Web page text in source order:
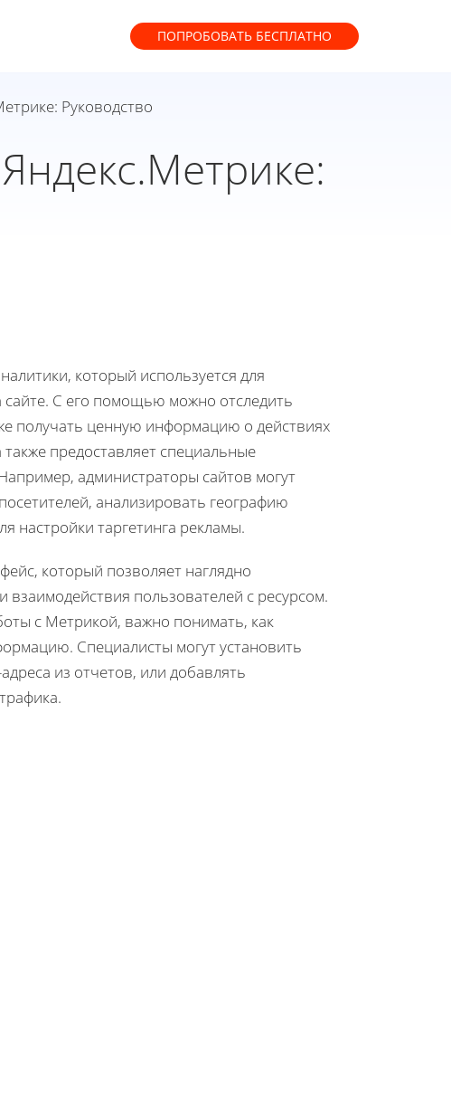
ПОПРОБОВАТЬ БЕСПЛАТНО
Руководство
который используется для
сайте. С его помощью можно отследить
получать ценную информацию о действиях
предоставляет специальные
администраторы сайтов могут
анализировать географию
настройки таргетинга рекламы.
который позволяет наглядно
пользователей с ресурсом.
с Метрикой, важно понимать, как
Специалисты могут установить
из отчетов, или добавлять